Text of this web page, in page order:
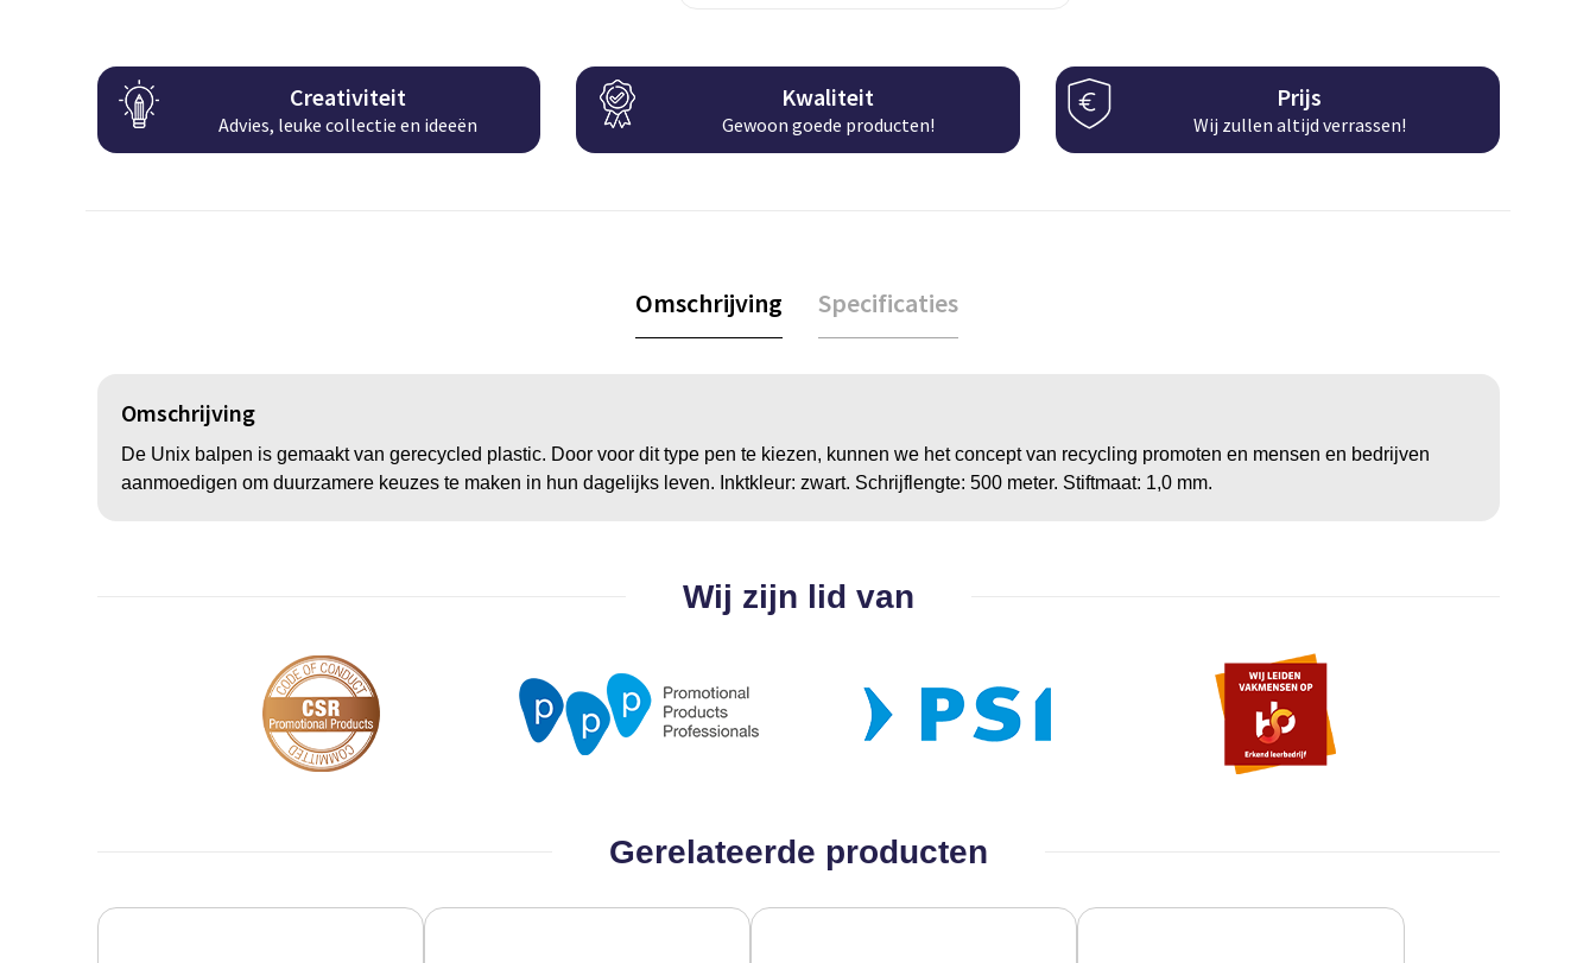
Creativiteit
Advies, leuke collectie en ideeën
Kwaliteit
Gewoon goede producten!
Prijs
Wij zullen altijd verrassen!
Omschrijving Specificaties
Omschrijving
De Unix balpen is gemaakt van gerecycled plastic. Door voor dit type pen te kiezen, kunnen we het concept van recycling promoten en mensen en bedrijven
aanmoedigen om duurzamere keuzes te maken in hun dagelijks leven. Inktkleur: zwart. Schrijflengte: 500 meter. Stiftmaat: 1,0 mm.
Wij zijn lid van
Gerelateerde producten